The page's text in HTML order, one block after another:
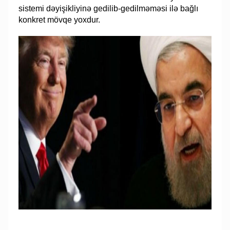
sistemi dəyişikliyinə gedilib-gedilməməsi ilə bağlı
konkret mövqe yoxdur.